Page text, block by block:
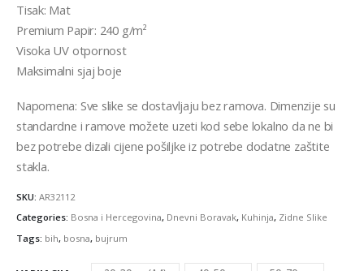
Tisak: Mat
Premium Papir: 240 g/m²
Visoka UV otpornost
Maksimalni sjaj boje
Napomena: Sve slike se dostavljaju bez ramova. Dimenzije su
standardne i ramove možete uzeti kod sebe lokalno da ne bi
bez potrebe dizali cijene pošiljke iz potrebe dodatne zaštite
stakla.
SKU: AR32112
Categories: Bosna i Hercegovina, Dnevni Boravak, Kuhinja, Zidne Slike
Tags: bih, bosna, bujrum